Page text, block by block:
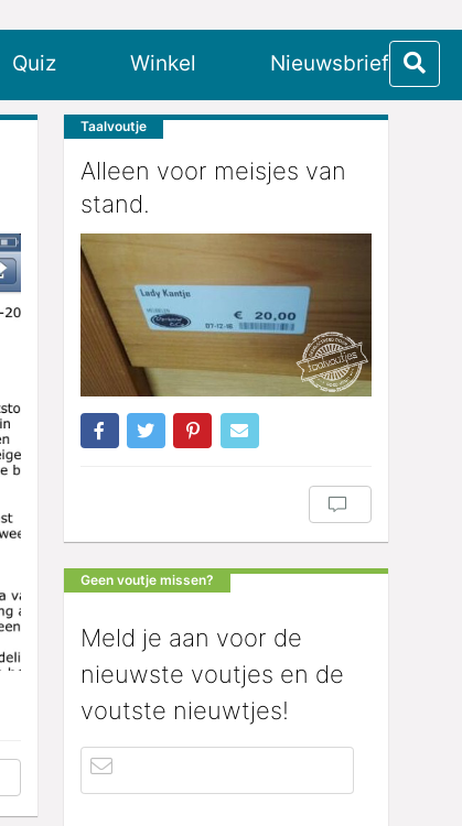
Quiz Winkel
Nieuwsbrief
Taalvoutje
Alleen voor meisjes van
stand.
Geen voutje missen?
Meld je aan voor de
nieuwste voutjes en de
voutste nieuwtjes!